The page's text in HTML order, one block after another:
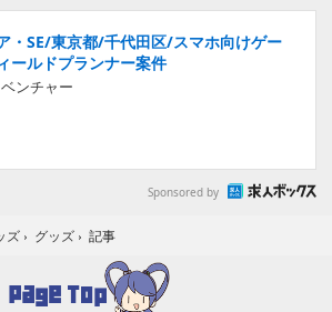
・SE/東京都/千代田区/スマホ向けゲー
ールドプランナー案件
ンチャー
Sponsored by
ズ › グッズ › 記事